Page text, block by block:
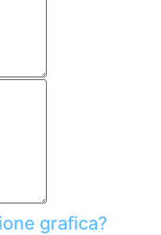
grafica?